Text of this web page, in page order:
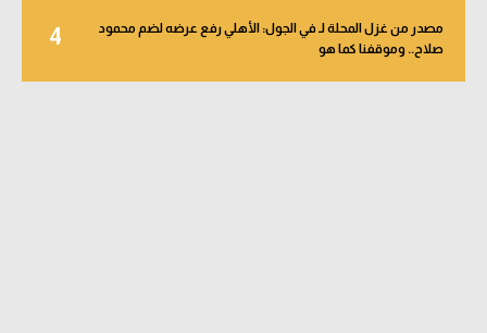
4
مصدر من غزل المحلة لـ في الجول: الأهلي رفع عرضه لضم محمود
صلاح.. وموقفنا كما هو